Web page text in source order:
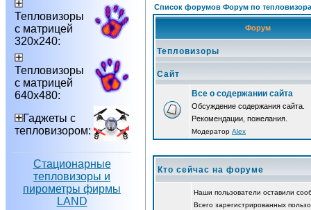
Тепловизоры
с матрицей
320х240:
Тепловизоры
с матрицей
640х480:
Гаджеты с
тепловизором:
Стационарные
тепловизоры и
пирометры фирмы
LAND
Список форумов Форум по
Форум
Тепловизоры
Сайт
Все о содержании сайта
Обсуждение содержания сайта.
Рекомендации, пожелания.
Модератор Alex
Кто сейчас на форуме
Наши пользователи оставили
Всего зарегистрированных